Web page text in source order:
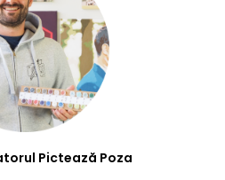
Pictează Poza